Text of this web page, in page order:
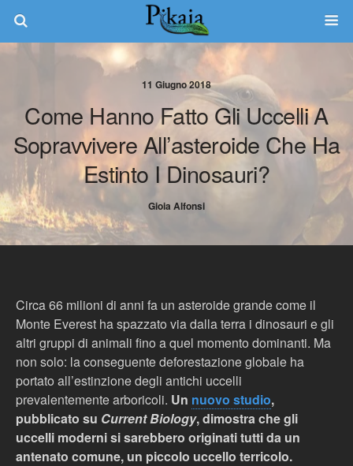
11 Giugno 2018
Come Hanno Fatto Gli Uccelli A
Sopravvivere All’asteroide Che Ha
Estinto I Dinosauri?
Gioia Alfonsi
Circa 66 milioni di anni fa un asteroide grande come il
Monte Everest ha spazzato via dalla terra i dinosauri e gli
altri gruppi di animali fino a quel momento dominanti. Ma
non solo: la conseguente deforestazione globale ha
portato all’estinzione degli antichi uccelli
prevalentemente arboricoli. Un nuovo studio,
pubblicato su Current Biology, dimostra che gli
uccelli moderni si sarebbero originati tutti da un
antenato comune, un piccolo uccello terricolo.